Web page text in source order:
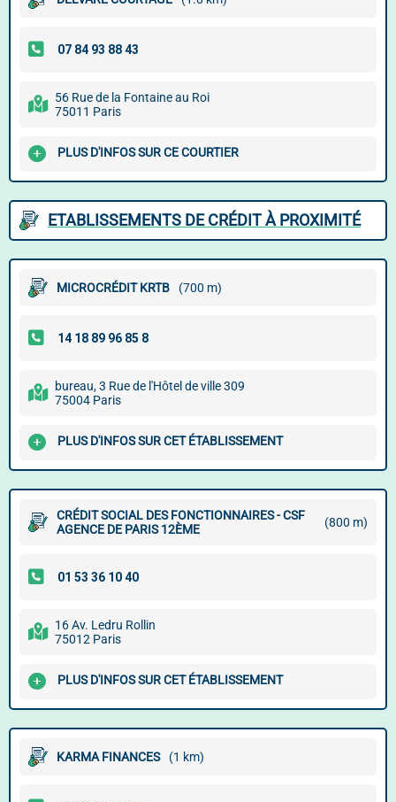
56 Rue de la Fontaine au Roi
75011 Paris
PLUS D'INFOS SUR CE COURTIER
ETABLISSEMENTS DE CRÉDIT À PROXIMITÉ
MICROCRÉDIT KRTB (700 m)
bureau, 3 Rue de l'Hôtel de ville 309
75004 Paris
PLUS D'INFOS SUR CET ÉTABLISSEMENT
CRÉDIT SOCIAL DES FONCTIONNAIRES - CSF
AGENCE DE PARIS 12ÈME
(800 m)
16 Av. Ledru Rollin
75012 Paris
PLUS D'INFOS SUR CET ÉTABLISSEMENT
KARMA FINANCES (1 km)